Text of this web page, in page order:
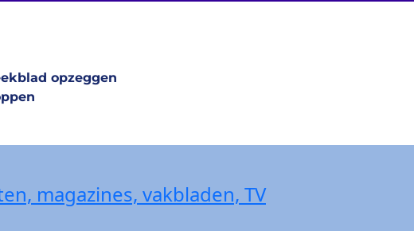
opzeggen
magazines, vakbladen, TV